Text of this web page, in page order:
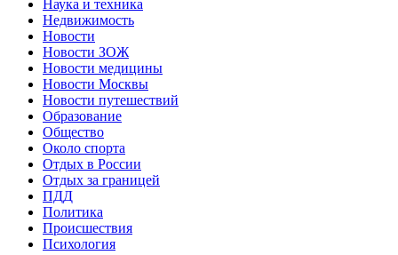
Наука и техника
Недвижимость
Новости
Новости ЗОЖ
Новости медицины
Новости Москвы
Новости путешествий
Образование
Общество
Около спорта
Отдых в России
Отдых за границей
ПДД
Политика
Происшествия
Психология